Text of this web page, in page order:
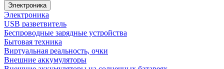
Электроника
Электроника
USB разветвитель
Беспроводные зарядные устройства
Бытовая техника
Виртуальная реальность, очки
Внешние аккумуляторы